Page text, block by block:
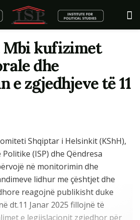
Mbi kufizimet
dhe
zgjedhjeve të 11
Shqiptar i Helsinkit (KShH),
(ISP) dhe Qëndresa
në monitorimin dhe
lidhur me çështjet dhe
reagojnë publikisht duke
dt.11 Janar 2025 fillojnë të
e legjislacionit zgjedhor për